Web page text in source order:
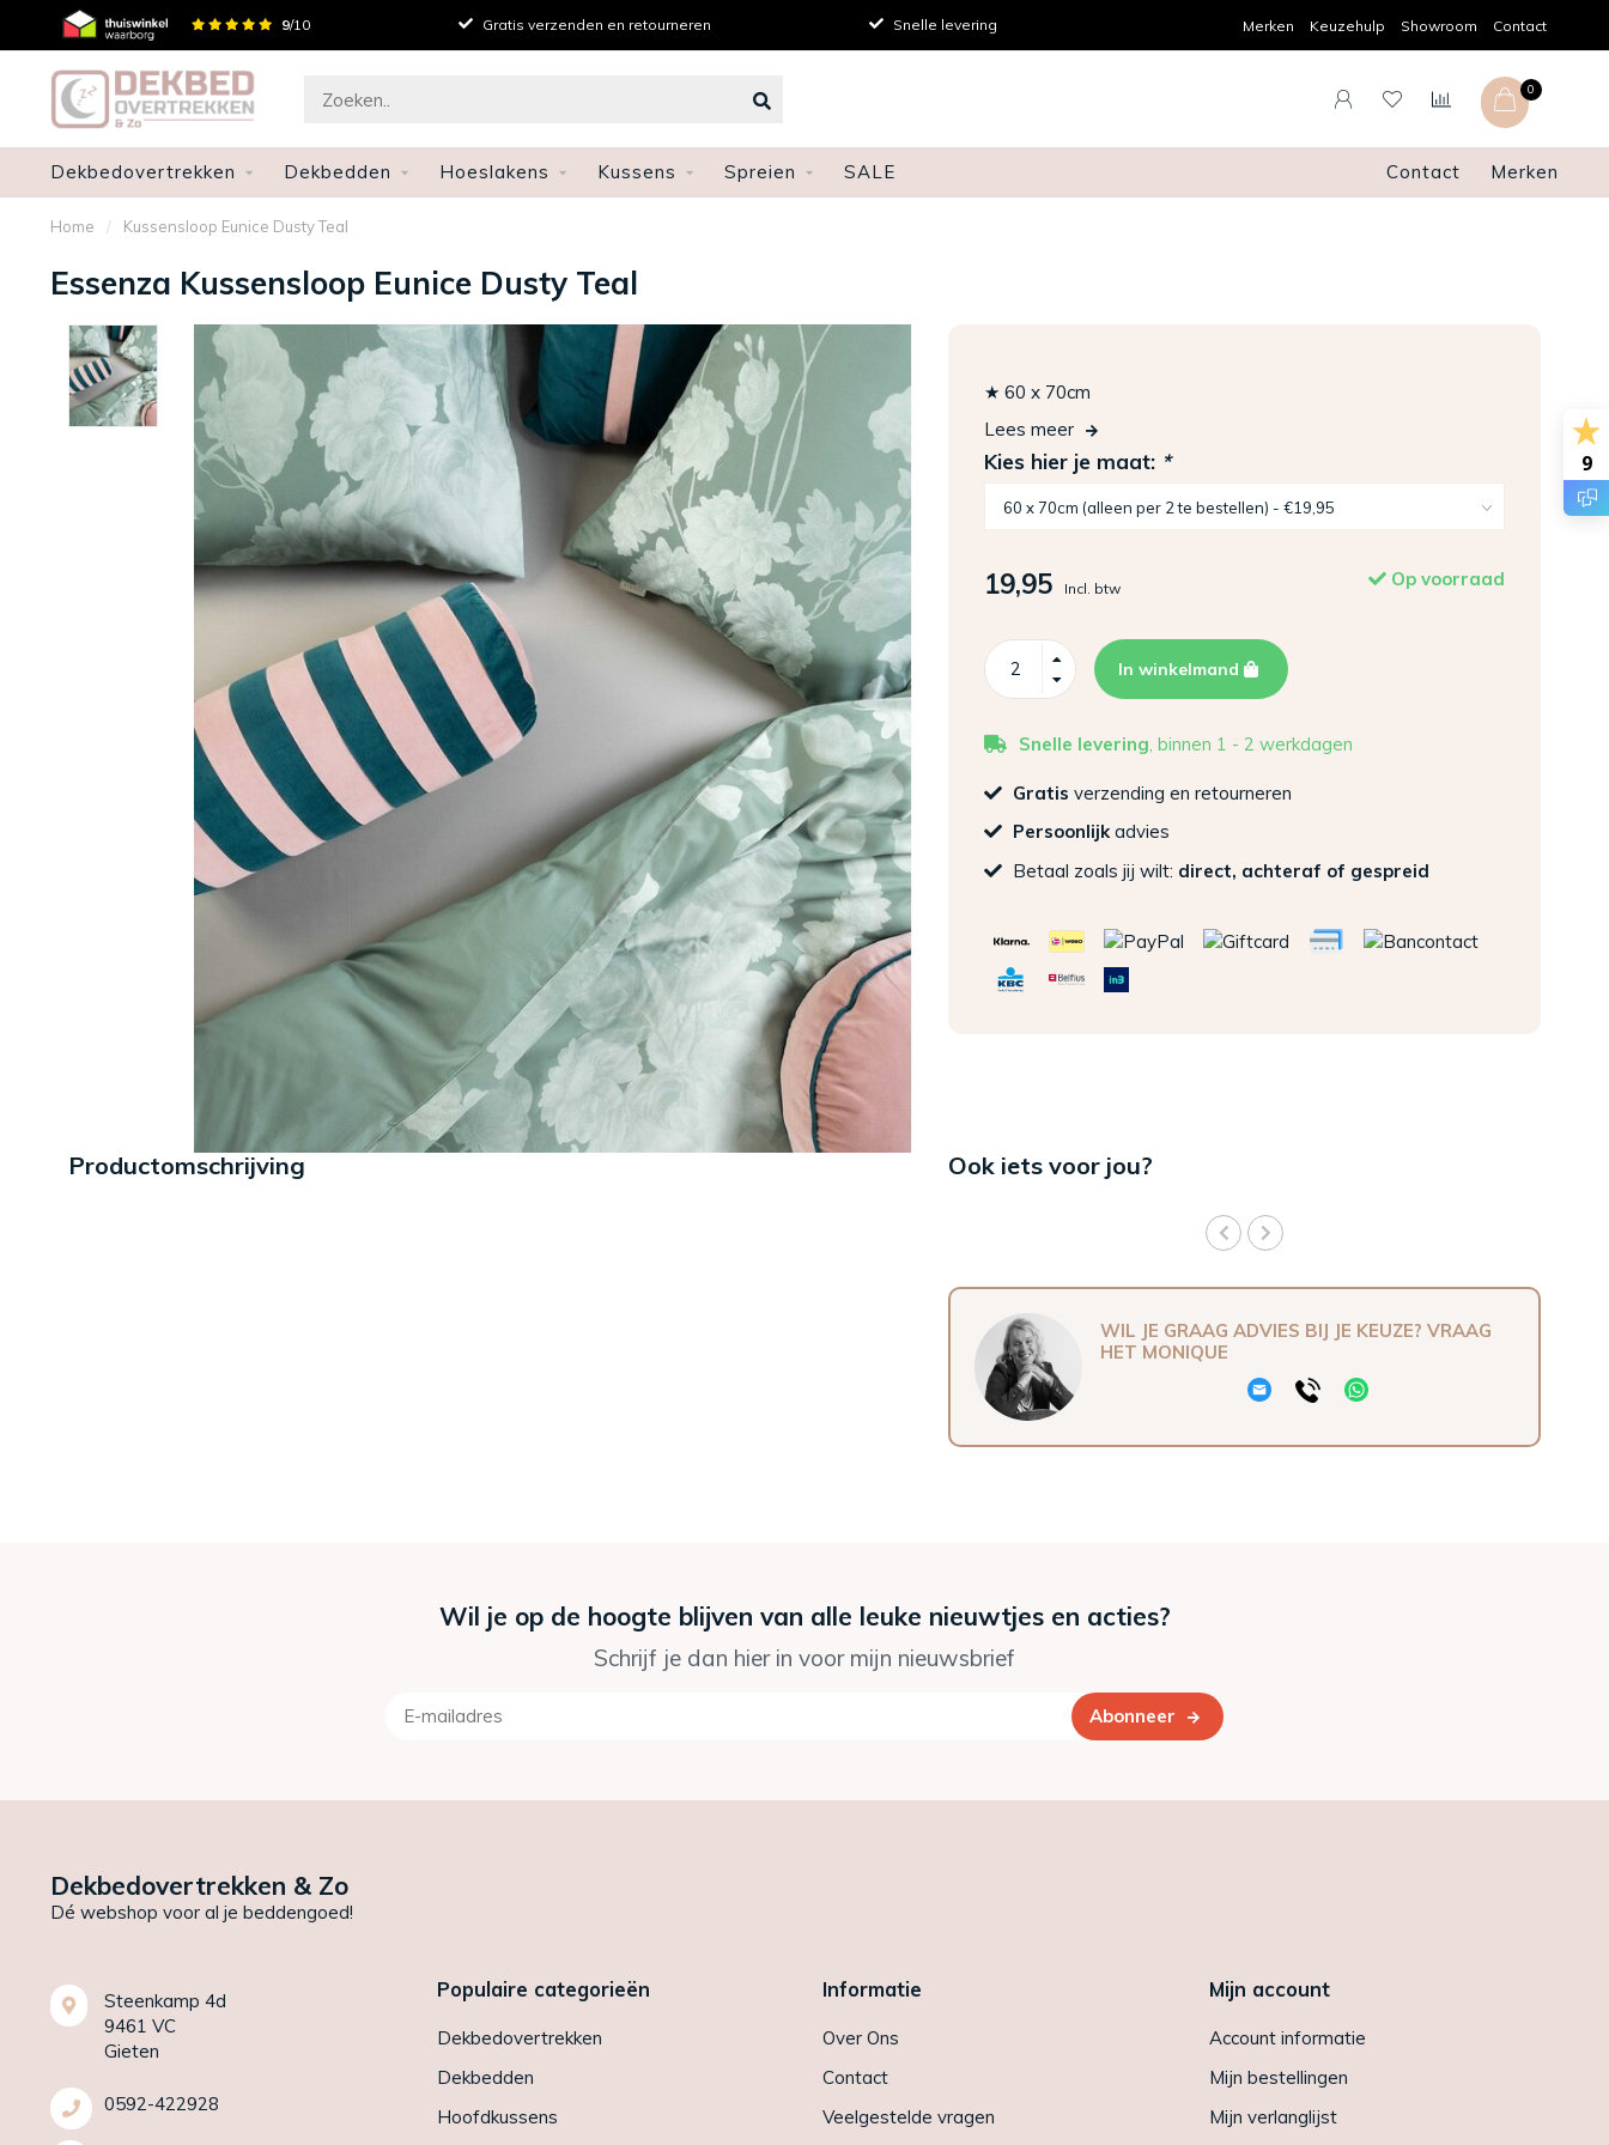
9/10
Persoonlijk advies Gratis verzenden en retourneren Snelle levering Achteraf betalen
Merken Keuzehulp Showroom Contact
0
Dekbedovertrekken Dekbedden Hoeslakens Kussens Spreien SALE Contact Merken
Home / Kussensloop Eunice Dusty Teal
Essenza Kussensloop Eunice Dusty Teal
★ 60 x 70cm
Lees meer
Kies hier je maat: *
19,95 Incl. btw Op voorraad
In winkelmand
Snelle levering , binnen 1 - 2 werkdagen
Gratis verzending en retourneren
Persoonlijkadvies
Betaal zoals jij wilt: direct, achteraf of gespreid
Productomschrijving Ook iets voor jou?
WIL JE GRAAG ADVIES BIJ JE KEUZE? VRAAG
HET MONIQUE
9
Wil je op de hoogte blijven van alle leuke nieuwtjes en acties?
Schrijf je dan hier in voor mijn nieuwsbrief
Abonneer
Dekbedovertrekken & Zo
Dé webshop voor al je beddengoed!
Steenkamp 4d
9461 VC
Gieten
0592-422928
Populaire categorieën
Dekbedovertrekken
Dekbedden
Hoofdkussens
Informatie
Over Ons
Contact
Veelgestelde vragen
Mijn account
Account informatie
Mijn bestellingen
Mijn verlanglijst